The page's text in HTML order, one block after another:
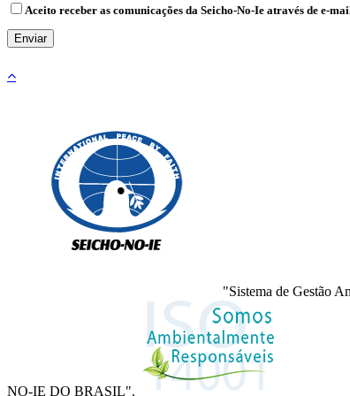
Aceito receber as comunicações da Seicho-No-Ie através de e-
"Sistema de Gestão
NO-IE DO BRASIL".